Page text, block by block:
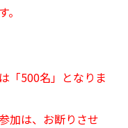
「500名」となりま
加は、お断りさせ